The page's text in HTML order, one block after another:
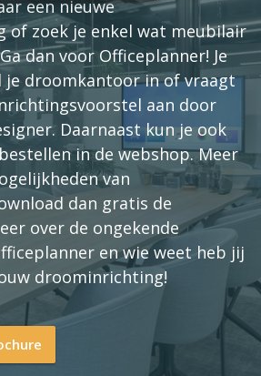
een nieuwe
zoek je enkel wat meubilair
dan voor Officeplanner! Je
droomkantoor in of vraagt
aan door
Daarnaast kun je ook
in de webshop. Meer
van
dan gratis de
over de ongekende
en wie weet heb jij
droominrichting!